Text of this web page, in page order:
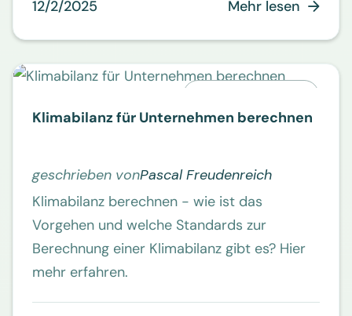
12/2/2025 Mehr lesen 
Klimabilanz für Unternehmen berechnen
geschrieben vonPascal Freudenreich
Klimabilanz berechnen - wie ist das
Vorgehen und welche Standards zur
Berechnung einer Klimabilanz gibt es? Hier
mehr erfahren.